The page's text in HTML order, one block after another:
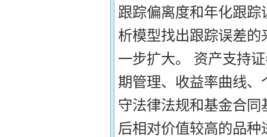
跟踪偏离度和年化跟
析模型找出跟踪误差
一步扩大。 资产支持
期管理、收益率曲线
守法律法规和基金合
后相对价值较高的品